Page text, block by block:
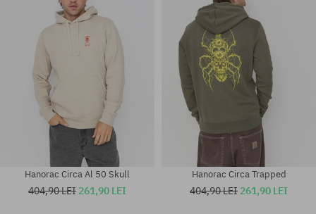
Hanorac Circa Al 50 Skull
404,90 LEI 261,90 LEI
Hanorac Circa Trapped
404,90 LEI 261,90 LEI